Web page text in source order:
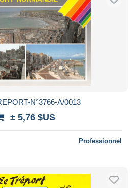
N°3766-A/0013
± 5,76 $US
Professionnel